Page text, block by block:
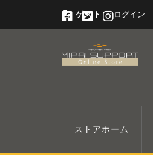
ゲスト ログイン
ストアホーム